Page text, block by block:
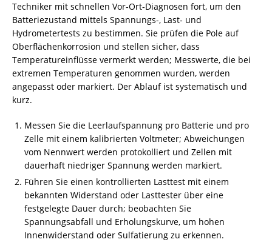
Techniker mit schnellen Vor‑Ort‑Diagnosen fort, um den
Batteriezustand mittels Spannungs-, Last‑ und
Hydrometertests zu bestimmen. Sie prüfen die Pole auf
Oberflächenkorrosion und stellen sicher, dass
Temperatureinflüsse vermerkt werden; Messwerte, die bei
extremen Temperaturen genommen wurden, werden
angepasst oder markiert. Der Ablauf ist systematisch und
kurz.
Messen Sie die Leerlaufspannung pro Batterie und pro
Zelle mit einem kalibrierten Voltmeter; Abweichungen
vom Nennwert werden protokolliert und Zellen mit
dauerhaft niedriger Spannung werden markiert.
Führen Sie einen kontrollierten Lasttest mit einem
bekannten Widerstand oder Lasttester über eine
festgelegte Dauer durch; beobachten Sie
Spannungsabfall und Erholungskurve, um hohen
Innenwiderstand oder Sulfatierung zu erkennen.